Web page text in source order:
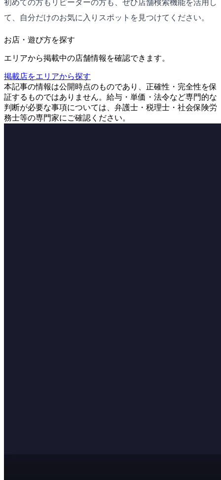
初めての方もリピーターの方も、ぜひ店舗検索機能を活用し
て、自分だけのお気に入りスポットを見つけてください。
お店・遊び方を探す
エリアから掲載中の店舗情報を確認できます。
掲載店をエリアから探す
本記事の情報は公開時点のものであり、正確性・完全性を保
証するものではありません。給与・単価・法令など専門的な
判断が必要な事項については、弁護士・税理士・社会保険労
務士等の専門家にご確認ください。